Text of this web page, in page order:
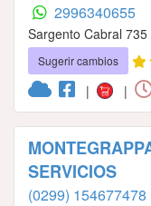
2996340655
Sargento Cabral
Sugerir cambios
| |
SERVICIOS
(0299) 154677478